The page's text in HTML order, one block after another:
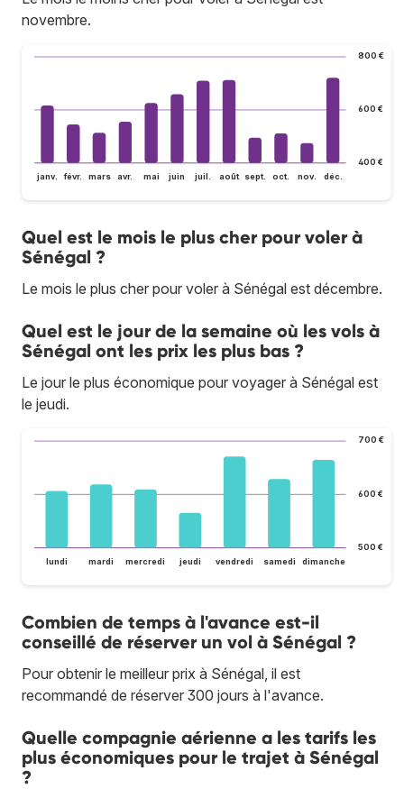
novembre.
400 €
600 €
800 €
janv. févr. mars avr. mai juin juil. août sept. oct. nov. déc.
Quel est le mois le plus cher pour voler à
Sénégal ?
Le mois le plus cher pour voler à Sénégal est décembre.
Quel est le jour de la semaine où les vols à
Sénégal ont les prix les plus bas ?
Le jour le plus économique pour voyager à Sénégal est
le jeudi.
500 €
600 €
700 €
lundi mardi mercredi jeudi vendredi samedi dimanche
Combien de temps à l'avance est-il
conseillé de réserver un vol à Sénégal ?
Pour obtenir le meilleur prix à Sénégal, il est
recommandé de réserver 300 jours à l'avance.
Quelle compagnie aérienne a les tarifs les
plus économiques pour le trajet à Sénégal
?